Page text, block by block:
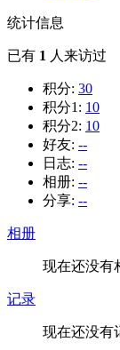
统计信息
已有 1 人来访过
积分: 30
积分1: 10
积分2: 10
好友: --
日志: --
相册: --
分享: --
相册
现在还没有
记录
现在还没有